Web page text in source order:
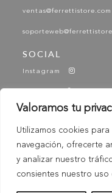
Valoramos tu
Utilizamos cookies
navegación, ofrecerte
y analizar nuestro
consientes nuestro uso
ventas@ferrettistore.com
SOCIAL
Instagram
YouTube
Tik Tok
© 2025 Ferretti -